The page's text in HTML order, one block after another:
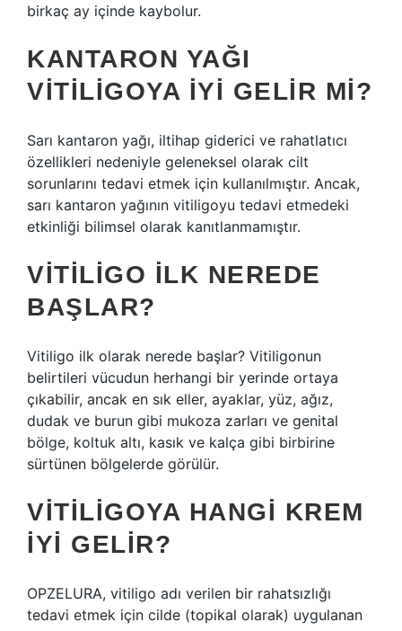
birkaç ay içinde kaybolur.
KANTARON YAĞI
VITILIGOYA IYI GELIR MI?
Sarı kantaron yağı, iltihap giderici ve rahatlatıcı
özellikleri nedeniyle geleneksel olarak cilt
sorunlarını tedavi etmek için kullanılmıştır. Ancak,
sarı kantaron yağının vitiligoyu tedavi etmedeki
etkinliği bilimsel olarak kanıtlanmamıştır.
VITILIGO ILK NEREDE
BAŞLAR?
Vitiligo ilk olarak nerede başlar? Vitiligonun
belirtileri vücudun herhangi bir yerinde ortaya
çıkabilir, ancak en sık eller, ayaklar, yüz, ağız,
dudak ve burun gibi mukoza zarları ve genital
bölge, koltuk altı, kasık ve kalça gibi birbirine
sürtünen bölgelerde görülür.
VITILIGOYA HANGI KREM
IYI GELIR?
OPZELURA, vitiligo adı verilen bir rahatsızlığı
tedavi etmek için cilde (topikal olarak) uygulanan